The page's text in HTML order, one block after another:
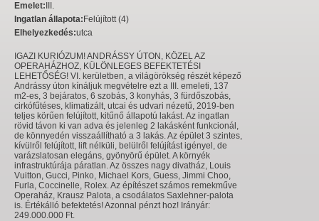
Emelet: III.
Ingatlan állapota: Felújított (4)
Elhelyezkedés:utca
IGAZI KURIÓZUM! ANDRÁSSY ÚTON, KÖZEL AZ
OPERAHÁZHOZ, KÜLÖNLEGES BEFEKTETÉSI
LEHETŐSÉG! VI. kerületben, a világörökség részét képező
Andrássy úton kínáljuk megvételre ezt a III. emeleti, 137
m2-es, 3 bejáratos, 6 szobás, 3 konyhás, 3 fürdőszobás,
cirkófűtéses, klimatizált, utcai és udvari nézetű, 2019-ben
teljes körűen felújított, kitűnő állapotú lakást. Az ingatlan
rövid távon ki van adva és jelenleg 2 lakásként funkcionál,
de könnyedén visszaállítható a 3 lakás. Az épület 3 szintes,
kívülről felújított, lift nélküli, belülről felújítást igényel, de
varázslatosan elegáns, gyönyörű épület. A környék
infrastruktúrája páratlan. Az összes nagy divatház, Louis
Vuitton, Gucci, Pinko, Michael Kors, Guess, Jimmi Choo,
Furla, Coccinelle, Rolex. Az építészet számos remekműve
Operaház, Krausz Palota, a csodálatos Saxlehner-palota
is. Értékálló befektetés! Azonnal pénzt hoz! Irányár:
249.000.000 Ft.